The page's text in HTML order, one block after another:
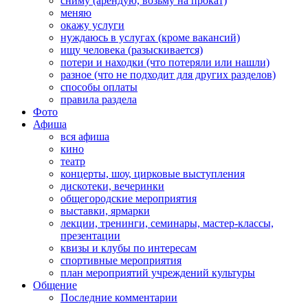
меняю
окажу услуги
нуждаюсь в услугах (кроме вакансий)
ищу человека (разыскивается)
потери и находки (что потеряли или нашли)
разное (что не подходит для других разделов)
способы оплаты
правила раздела
Фото
Афиша
вся афиша
кино
театр
концерты, шоу, цирковые выступления
дискотеки, вечеринки
общегородские мероприятия
выставки, ярмарки
лекции, тренинги, семинары, мастер-классы,
презентации
квизы и клубы по интересам
спортивные мероприятия
план мероприятий учреждений культуры
Общение
Последние комментарии